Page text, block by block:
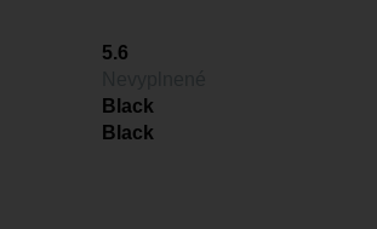
5.6
Black
Black